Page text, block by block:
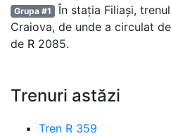
Grupa #1 În stația Filiași,
Craiova, de unde a circulat
de R 2085.
Trenuri astăzi
Tren R 359